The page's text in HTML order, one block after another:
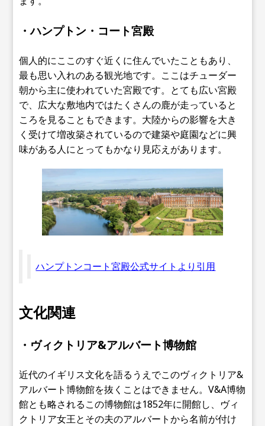
・ハンプトン・コート宮殿
個人的にここのすぐ近くに住んでいたこともあり、
最も思い入れのある観光地です。ここはチューダー
朝から主に使われていた宮殿です。とても広い宮殿
で、広大な敷地内ではたくさんの鹿が走っていると
ころを見ることもできます。大陸からの影響を大き
く受けて増改築されているので建築や庭園などに興
味がある人にとってもかなり見応えがあります。
ハンプトンコート宮殿公式サイトより引用
文化関連
・ヴィクトリア&アルバート博物館
近代のイギリス文化を語るうえでこのヴィクトリア&
アルバート博物館を抜くことはできません。V&A博物
館とも略されるこの博物館は1852年に開館し、ヴィ
クトリア女王とその夫のアルバートから名前が付け